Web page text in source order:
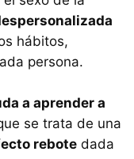
hábitos,
persona.
a aprender a
se trata de una
rebote dada